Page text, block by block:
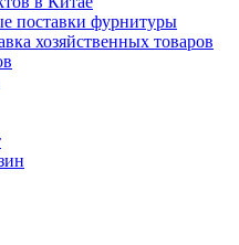
поставки фурнитуры
хозяйственных товаров